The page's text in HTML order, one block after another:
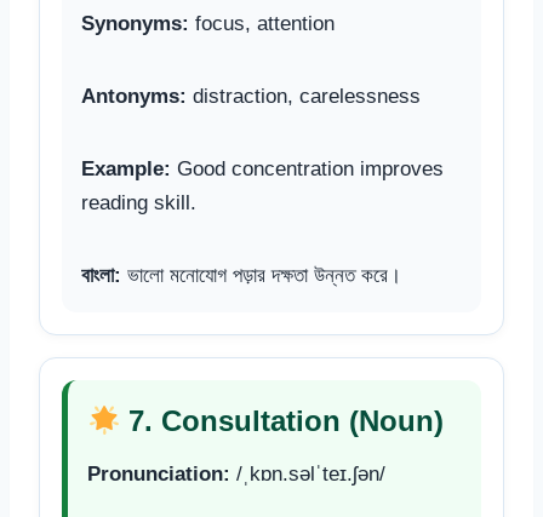
Synonyms: focus, attention
Antonyms: distraction, carelessness
Example: Good concentration improves
reading skill.
বাংলা: ভালো মনোযোগ পড়ার দক্ষতা উন্নত করে।
7. Consultation (Noun)
Pronunciation: /ˌkɒn.səlˈteɪ.ʃən/